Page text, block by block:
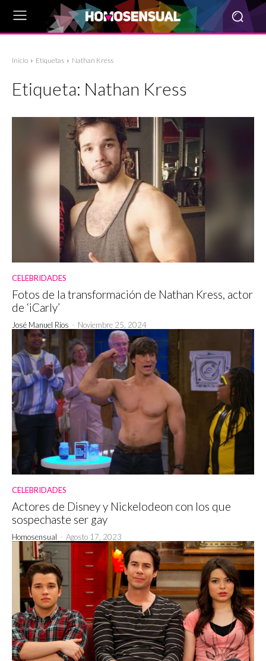
Inicio Etiquetas Nathan Kress
Etiqueta: Nathan Kress
CELEBRIDADES
Fotos de la transformación de Nathan Kress, actor
de ‘iCarly’
José Manuel Ríos - Noviembre 25, 2024
CELEBRIDADES
Actores de Disney y Nickelodeon con los que
sospechaste ser gay
Homosensual - Agosto 17, 2023